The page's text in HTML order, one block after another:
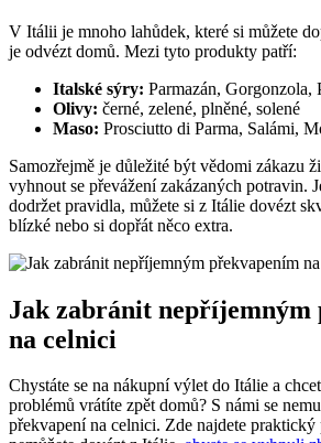
V Itálii je mnoho lahůdek, které si můžete
je odvézt domů. Mezi tyto produkty patří:
Italské sýry: Parmazán, Gorgonzola,
Olivy: černé, zelené, plněné, solené
Maso: Prosciutto di Parma, Salámi,
Samozřejmě je důležité být vědomi zákazu
vyhnout se převážení zakázaných potravin.
dodržet pravidla, můžete si z Itálie dovézt
blízké nebo si dopřát něco extra.
Jak zabránit nepříjemným
na celnici
Chystáte se na nákupní výlet do Itálie a
problémů vrátíte zpět domů? S námi se
překvapení na celnici. Zde najdete praktický